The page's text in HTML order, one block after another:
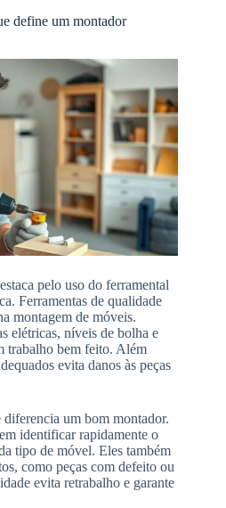
define um montador
pelo uso do ferramental
Ferramentas de qualidade
montagem de móveis.
elétricas, níveis de bolha e
trabalho bem feito. Além
evita danos às peças
um bom montador.
identificar rapidamente o
tipo de móvel. Eles também
como peças com defeito ou
evita retrabalho e garante